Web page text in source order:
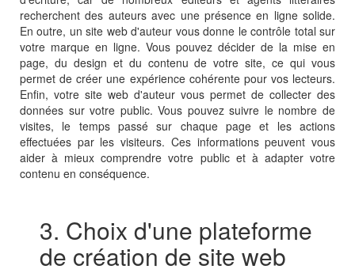
recherchent des auteurs avec une présence en ligne solide.
En outre, un site web d'auteur vous donne le contrôle total sur
votre marque en ligne. Vous pouvez décider de la mise en
page, du design et du contenu de votre site, ce qui vous
permet de créer une expérience cohérente pour vos lecteurs.
Enfin, votre site web d'auteur vous permet de collecter des
données sur votre public. Vous pouvez suivre le nombre de
visites, le temps passé sur chaque page et les actions
effectuées par les visiteurs. Ces informations peuvent vous
aider à mieux comprendre votre public et à adapter votre
contenu en conséquence.
3. Choix d'une plateforme
de création de site web